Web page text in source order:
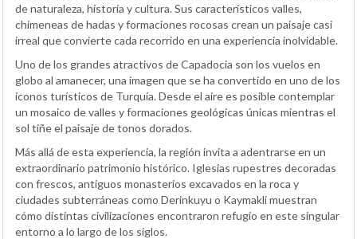
de naturaleza, historia y cultura. Sus característicos valles,
chimeneas de hadas y formaciones rocosas crean un paisaje casi
irreal que convierte cada recorrido en una experiencia inolvidable.
Uno de los grandes atractivos de Capadocia son los vuelos en
globo al amanecer, una imagen que se ha convertido en uno de los
iconos turísticos de Turquía. Desde el aire es posible contemplar
un mosaico de valles y formaciones geológicas únicas mientras el
sol tiñe el paisaje de tonos dorados.
Más allá de esta experiencia, la región invita a adentrarse en un
extraordinario patrimonio histórico. Iglesias rupestres decoradas
con frescos, antiguos monasterios excavados en la roca y
ciudades subterráneas como Derinkuyu o Kaymakli muestran
cómo distintas civilizaciones encontraron refugio en este singular
entorno a lo largo de los siglos.